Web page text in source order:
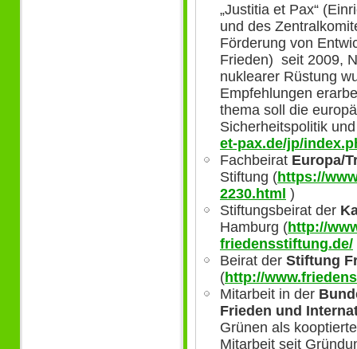
„Justitia et Pax“
und des
Förderung von
Frieden) seit 2009,
nuklearer Rüstung
Empfehlungen
thema soll die
Sicherheitspolitik
et-pax.de/jp/
Fachbeirat Europa/
Stiftung (https://
2230.html )
Stiftungsbeirat der
Hamburg (http://
friedensstiftung.de/
Beirat der Stiftung
(http://
Mitarbeit in der
Frieden und
Grünen als
Mitarbeit seit